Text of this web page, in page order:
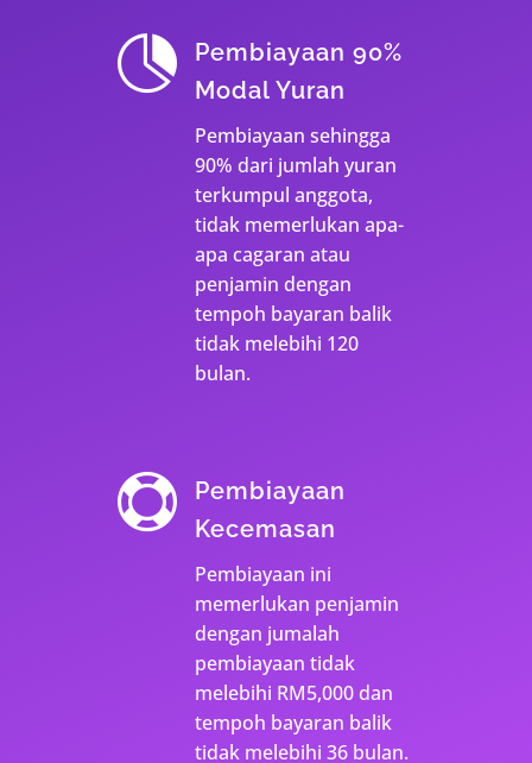

Pembiayaan 90%
Modal Yuran
Pembiayaan sehingga
90% dari jumlah yuran
terkumpul anggota,
tidak memerlukan apa-
apa cagaran atau
penjamin dengan
tempoh bayaran balik
tidak melebihi 120
bulan.

Pembiayaan
Kecemasan
Pembiayaan ini
memerlukan penjamin
dengan jumalah
pembiayaan tidak
melebihi RM5,000 dan
tempoh bayaran balik
tidak melebihi 36 bulan.